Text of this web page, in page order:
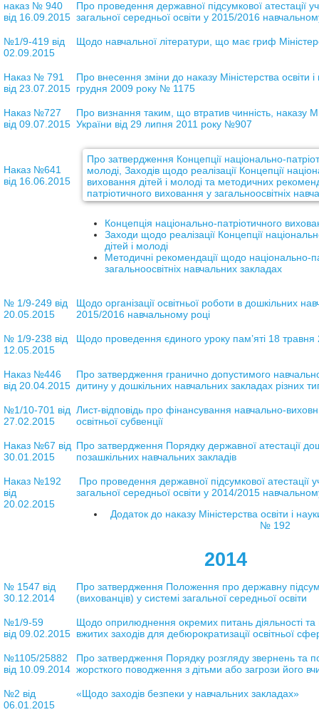
наказ № 940
від 16.09.2015
Про проведення державної підсумкової атестації
загальної середньої освіти у 2015/2016
№1/9-419 від
02.09.2015
Щодо навчальної літератури, що має гриф
Наказ № 791
від 23.07.2015
Про внесення зміни до наказу Міністерства освіти і
грудня 2009 року № 1175
Наказ №727
від 09.07.2015
Про визнання таким, що втратив чинність, наказу
України від 29 липня 2011 року №907
Наказ №641
від 16.06.2015
Про затвердження Концепції національно-
молоді, Заходів щодо реалізації Концепції
виховання дітей і молоді та методичних
патріотичного виховання у загальноосвітніх
Концепція національно-патріотичного
Заходи щодо реалізації Концепції
дітей і молоді
Методичні рекомендації щодо національно-
загальноосвітніх навчальних закладах
№ 1/9-249 від
20.05.2015
Щодо організації освітньої роботи в дошкільних
2015/2016 навчальному році
№ 1/9-238 від
12.05.2015
Щодо проведення єдиного уроку пам’яті 18
Наказ №446
від 20.04.2015
Про затвердження гранично допустимого
дитину у дошкільних навчальних закладах різних
№1/10-701 від
27.02.2015
Лист-відповідь профінансування навчально-
освітньої субвенції
Наказ №67 від
30.01.2015
Про затвердження Порядку державної атестації
позашкільних навчальних закладів
Наказ №192
від
20.02.2015
Про проведення державної підсумкової атестації
загальної середньої освіти у 2014/2015
Додаток до наказу Міністерства освіти і
№ 192
2014
№ 1547 від
30.12.2014
Про затвердження Положення про державну
(вихованців) у системі загальної середньої освіти
№1/9-59
від 09.02.2015
Щодо оприлюднення окремих питань діяльності
вжитих заходів для дебюрократизації освітньої
№1105/25882
від 10.09.2014
Про затвердження Порядку розгляду звернень та
жорсткого поводження з дітьми або загрози його
№2 від
06.01.2015
«Щодо заходів безпеки у навчальних закладах»